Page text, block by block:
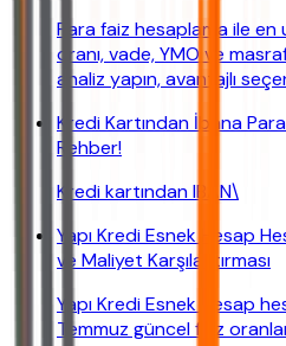
Para faiz hesaplama ile en
oranı, vade, YMO ve
analiz yapın, avantajlı
Kredi Kartından İbana
Rehber!
Kredi kartından IBAN\
Yapı Kredi Esnek Hesap
ve Maliyet Karşılaştırması
Yapı Kredi Esnek Hesap
Temmuz güncel faiz